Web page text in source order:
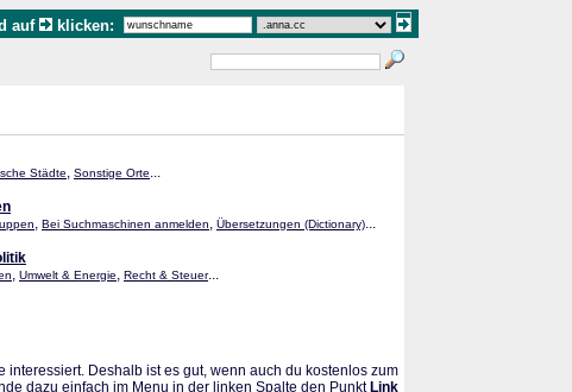
auf klicken:
Städte, Sonstige Orte...
, Bei Suchmaschinen anmelden, Übersetzungen (Dictionary)...
, Umwelt & Energie, Recht & Steuer...
Deshalb ist es gut, wenn auch du kostenlos zum
dazu einfach im Menu in der linken Spalte den Punkt Link